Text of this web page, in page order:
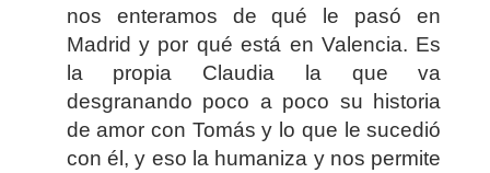
nos enteramos de qué le pasó en
Madrid y por qué está en Valencia. Es
la propia Claudia la que va
desgranando poco a poco su historia
de amor con Tomás y lo que le sucedió
con él, y eso la humaniza y nos permite